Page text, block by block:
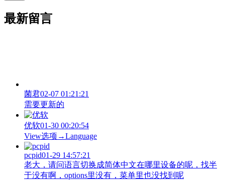
最新留言
菌君02-07 01:21:21
需要更新的
优软01-30 00:20:54
View‌选项→Language
pcpid01-29 14:57:21
老大，请问语言切换成简体中文在哪里设备的呢，找半
于没有啊，options里没有，菜单里也没找到呢